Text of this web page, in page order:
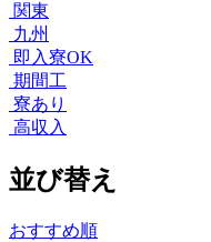
関東
九州
即入寮OK
期間工
寮あり
高収入
並び替え
おすすめ順